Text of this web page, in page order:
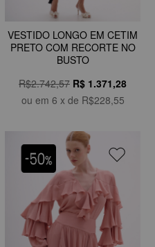
VESTIDO LONGO EM CETIM
PRETO COM RECORTE NO
BUSTO
R$2.742,57 R$ 1.371,28
ou em 6 x de R$228,55